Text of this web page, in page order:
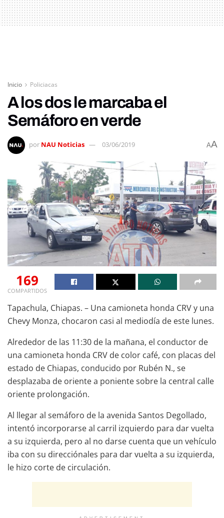
Inicio Policiacas
A los dos le marcaba el
Semáforo en verde
por NAU Noticias 03/06/2019 AA
169
COMPARTIDOS
Tapachula, Chiapas. – Una camioneta honda CRV y una
Chevy Monza, chocaron casi al mediodía de este lunes.
Alrededor de las 11:30 de la mañana, el conductor de
una camioneta honda CRV de color café, con placas del
estado de Chiapas, conducido por Rubén N., se
desplazaba de oriente a poniente sobre la central calle
oriente prolongación.
Al llegar al semáforo de la avenida Santos Degollado,
intentó incorporarse al carril izquierdo para dar vuelta
a su izquierda, pero al no darse cuenta que un vehículo
iba con su direcciónales para dar vuelta a su izquierda,
le hizo corte de circulación.